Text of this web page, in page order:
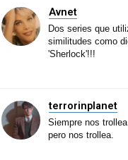
Avnet
Dos series que
similitudes como
'Sherlock'!!!
terrorinplanet
Siempre nos
pero nos trollea.